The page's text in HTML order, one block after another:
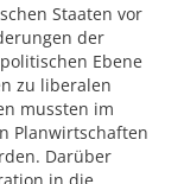
Staaten vor
der
Ebene
zu liberalen
mussten im
Planwirtschaften
Darüber
in die